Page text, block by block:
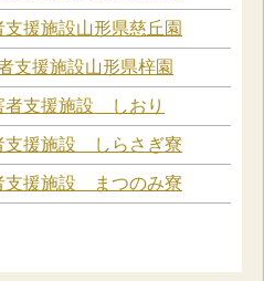
支援施設山形県慈丘園
支援施設山形県梓園
者支援施設 しおり
支援施設 しらさぎ寮
支援施設 まつのみ寮